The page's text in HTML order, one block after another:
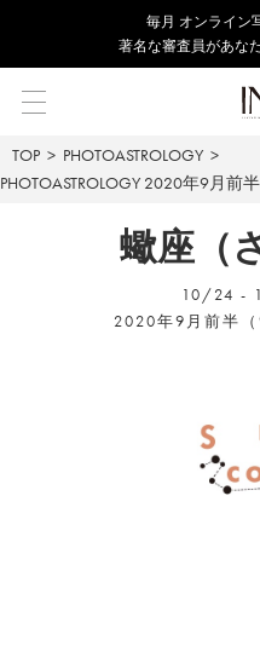
毎⽉ オンライン
著名な審査員があな
TOP
PHOTOASTROLOGY
PHOTOASTROLOGY 2020年9月前
蠍座（
10/24 -
2020年9月前半